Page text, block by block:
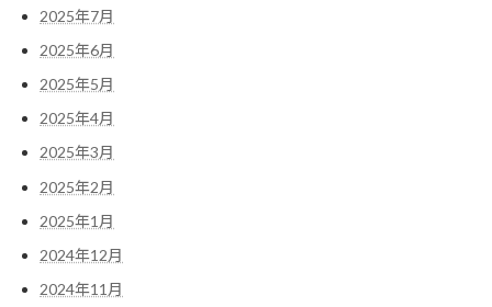
2025年7月
2025年6月
2025年5月
2025年4月
2025年3月
2025年2月
2025年1月
2024年12月
2024年11月